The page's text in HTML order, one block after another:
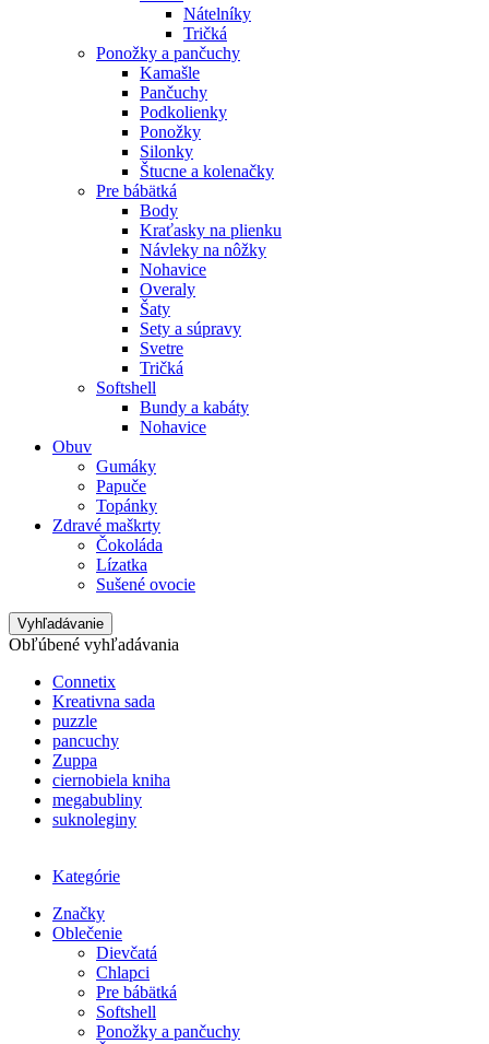
Nátelníky
Tričká
Ponožky a pančuchy
Kamašle
Pančuchy
Podkolienky
Ponožky
Silonky
Štucne a kolenačky
Pre bábätká
Body
Kraťasky na plienku
Návleky na nôžky
Nohavice
Overaly
Šaty
Sety a súpravy
Svetre
Tričká
Softshell
Bundy a kabáty
Nohavice
Obuv
Gumáky
Papuče
Topánky
Zdravé maškrty
Čokoláda
Lízatka
Sušené ovocie
Vyhľadávanie
Obľúbené vyhľadávania
Connetix
Kreativna sada
puzzle
pancuchy
Zuppa
ciernobiela kniha
megabubliny
suknoleginy
Kategórie
Značky
Oblečenie
Dievčatá
Chlapci
Pre bábätká
Softshell
Ponožky a pančuchy